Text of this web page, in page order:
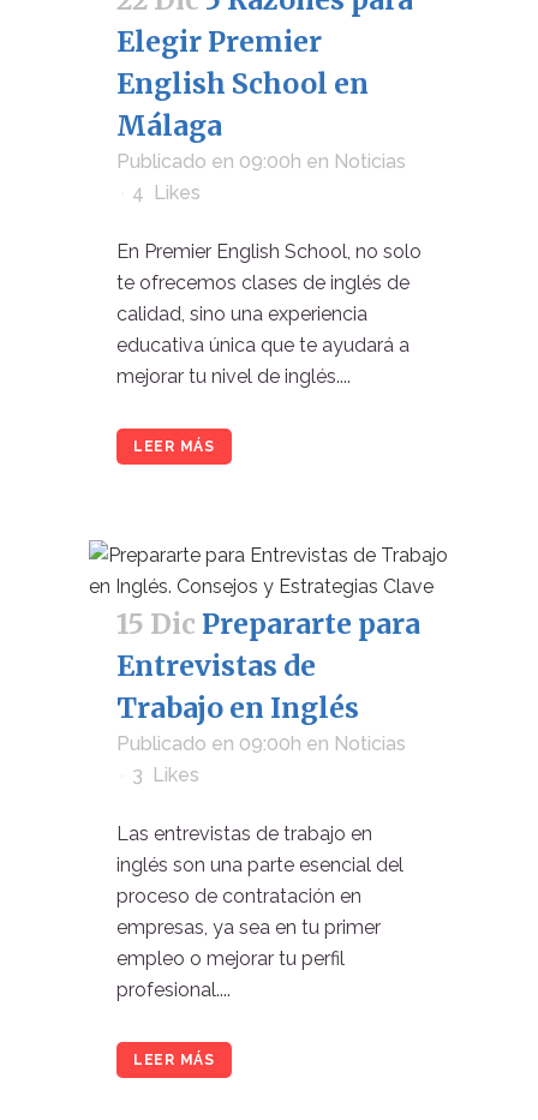
Elegir Premier
English School en
Málaga
Publicado en 09:00h en Noticias
4
Likes
En Premier English School, no solo
te ofrecemos clases de inglés de
calidad, sino una experiencia
educativa única que te ayudará a
mejorar tu nivel de inglés....
LEER MÁS
15 Dic Prepararte para
Entrevistas de
Trabajo en Inglés
Publicado en 09:00h en Noticias
3
Likes
Las entrevistas de trabajo en
inglés son una parte esencial del
proceso de contratación en
empresas, ya sea en tu primer
empleo o mejorar tu perfil
profesional....
LEER MÁS